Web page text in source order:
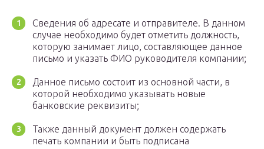
Сведения об адресате и отправителе. В данном
случае необходимо будет отметить должность,
которую занимает лицо, составляющее данное
письмо и указать ФИО руководителя компании;
Данное письмо состоит из основной части, в
которой необходимо указывать новые
банковские реквизиты;
Также данный документ должен содержать
печать компании и быть подписана